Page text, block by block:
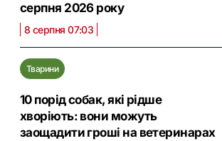
серпня 2026 року
8 серпня 07:03
Тварини
10 порід собак, які рідше
хворіють: вони можуть
заощадити гроші на ветеринарах